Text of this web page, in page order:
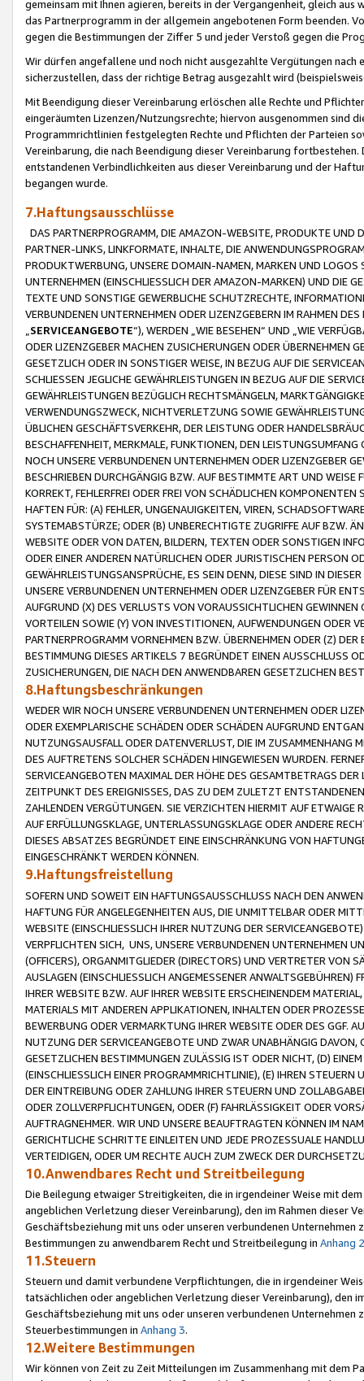
gemeinsam mit Ihnen agieren, bereits in der Vergangenheit, gleich
das Partnerprogramm in der allgemein angebotenen Form beenden.
gegen die Bestimmungen der Ziffer 5 und jeder Verstoß gegen die
Wir dürfen angefallene und noch nicht ausgezahlte Vergütungen
sicherzustellen, dass der richtige Betrag ausgezahlt wird
Mit Beendigung dieser Vereinbarung erlöschen alle Rechte und
eingeräumten Lizenzen/Nutzungsrechte; hiervon ausgenommen sind
Programmrichtlinien festgelegten Rechte und Pflichten der Parteien
Vereinbarung, die nach Beendigung dieser Vereinbarung
entstandenen Verbindlichkeiten aus dieser Vereinbarung und der
begangen wurde.
7.Haftungsausschlüsse
DAS PARTNERPROGRAMM, DIE AMAZON-WEBSITE, PRODUKTE UND
PARTNER-LINKS, LINKFORMATE, INHALTE, DIE
PRODUKTWERBUNG, UNSERE DOMAIN-NAMEN, MARKEN UND
UNTERNEHMEN (EINSCHLIESSLICH DER AMAZON-MARKEN) UND DIE
TEXTE UND SONSTIGE GEWERBLICHE SCHUTZRECHTE,
VERBUNDENEN UNTERNEHMEN ODER LIZENZGEBERN IM RAHMEN
SERVICEANGEBOTE“), WERDEN „WIE BESEHEN“ UND „WIE
ODER LIZENZGEBER MACHEN ZUSICHERUNGEN ODER ÜBERNEHMEN
GESETZLICH ODER IN SONSTIGER WEISE, IN BEZUG AUF DIE
SCHLIESSEN JEGLICHE GEWÄHRLEISTUNGEN IN BEZUG AUF DIE
GEWÄHRLEISTUNGEN BEZÜGLICH RECHTSMÄNGELN,
VERWENDUNGSZWECK, NICHTVERLETZUNG SOWIE
ÜBLICHEN GESCHÄFTSVERKEHR, DER LEISTUNG ODER
BESCHAFFENHEIT, MERKMALE, FUNKTIONEN, DEN
NOCH UNSERE VERBUNDENEN UNTERNEHMEN ODER LIZENZGEBER
BESCHRIEBEN DURCHGÄNGIG BZW. AUF BESTIMMTE ART UND
KORREKT, FEHLERFREI ODER FREI VON SCHÄDLICHEN
HAFTEN FÜR: (A) FEHLER, UNGENAUIGKEITEN, VIREN,
SYSTEMABSTÜRZE; ODER (B) UNBERECHTIGTE ZUGRIFFE AUF BZW.
WEBSITE ODER VON DATEN, BILDERN, TEXTEN ODER SONSTIGEN
ODER EINER ANDEREN NATÜRLICHEN ODER JURISTISCHEN PERSON
GEWÄHRLEISTUNGSANSPRÜCHE, ES SEIN DENN, DIESE SIND IN
UNSERE VERBUNDENEN UNTERNEHMEN ODER LIZENZGEBER FÜR
AUFGRUND (X) DES VERLUSTS VON VORAUSSICHTLICHEN
VORTEILEN SOWIE (Y) VON INVESTITIONEN, AUFWENDUNGEN ODER
PARTNERPROGRAMM VORNEHMEN BZW. ÜBERNEHMEN ODER (Z)
BESTIMMUNG DIESES ARTIKELS 7 BEGRÜNDET EINEN AUSSCHLUSS
ZUSICHERUNGEN, DIE NACH DEN ANWENDBAREN GESETZLICHEN
8.Haftungsbeschränkungen
WEDER WIR NOCH UNSERE VERBUNDENEN UNTERNEHMEN ODER
ODER EXEMPLARISCHE SCHÄDEN ODER SCHÄDEN AUFGRUND
NUTZUNGSAUSFALL ODER DATENVERLUST, DIE IM ZUSAMMENHANG
DES AUFTRETENS SOLCHER SCHÄDEN HINGEWIESEN WURDEN.
SERVICEANGEBOTEN MAXIMAL DER HÖHE DES GESAMTBETRAGS
ZEITPUNKT DES EREIGNISSES, DAS ZU DEM ZULETZT
ZAHLENDEN VERGÜTUNGEN. SIE VERZICHTEN HIERMIT AUF
AUF ERFÜLLUNGSKLAGE, UNTERLASSUNGSKLAGE ODER ANDERE
DIESES ABSATZES BEGRÜNDET EINE EINSCHRÄNKUNG VON
EINGESCHRÄNKT WERDEN KÖNNEN.
9.Haftungsfreistellung
SOFERN UND SOWEIT EIN HAFTUNGSAUSSCHLUSS NACH DEN
HAFTUNG FÜR ANGELEGENHEITEN AUS, DIE UNMITTELBAR ODER
WEBSITE (EINSCHLIESSLICH IHRER NUTZUNG DER
VERPFLICHTEN SICH, UNS, UNSERE VERBUNDENEN UNTERNEHMEN
(OFFICERS), ORGANMITGLIEDER (DIRECTORS) UND VERTRETER VON
AUSLAGEN (EINSCHLIESSLICH ANGEMESSENER
IHRER WEBSITE BZW. AUF IHRER WEBSITE ERSCHEINENDEM
MATERIALS MIT ANDEREN APPLIKATIONEN, INHALTEN ODER
BEWERBUNG ODER VERMARKTUNG IHRER WEBSITE ODER DES GGF.
NUTZUNG DER SERVICEANGEBOTE UND ZWAR UNABHÄNGIG
GESETZLICHEN BESTIMMUNGEN ZULÄSSIG IST ODER NICHT, (D)
(EINSCHLIESSLICH EINER PROGRAMMRICHTLINIE), (E) IHREN
DER EINTREIBUNG ODER ZAHLUNG IHRER STEUERN UND
ODER ZOLLVERPFLICHTUNGEN, ODER (F) FAHRLÄSSIGKEIT ODER
AUFTRAGNEHMER. WIR UND UNSERE BEAUFTRAGTEN KÖNNEN IM
GERICHTLICHE SCHRITTE EINLEITEN UND JEDE PROZESSUALE
VERTEIDIGEN, ODER UM RECHTE AUCH ZUM ZWECK DER
10.Anwendbares Recht und Streitbeilegung
Die Beilegung etwaiger Streitigkeiten, die in irgendeiner Weise mit
angeblichen Verletzung dieser Vereinbarung), den im Rahmen dieser
Geschäftsbeziehung mit uns oder unseren verbundenen
Bestimmungen zu anwendbarem Recht und Streitbeilegung in Anhang 2
11.Steuern
Steuern und damit verbundene Verpflichtungen, die in irgendeiner
tatsächlichen oder angeblichen Verletzung dieser Vereinbarung), den
Geschäftsbeziehung mit uns oder unseren verbundenen
Steuerbestimmungen in Anhang 3.
12.Weitere Bestimmungen
Wir können von Zeit zu Zeit Mitteilungen im Zusammenhang mit dem